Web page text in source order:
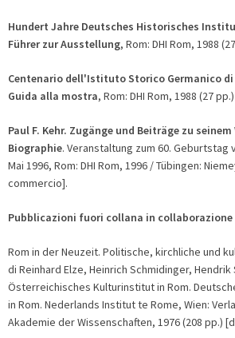
Hundert Jahre Deutsches Historisches
Führer zur Ausstellung, Rom: DHI Rom, 1988
Centenario dell'Istituto Storico Germanico di
Guida alla mostra, Rom: DHI Rom, 1988 (27
Paul F. Kehr. Zugänge und Beiträge zu
Biographie. Veranstaltung zum 60. Geburtstag
Mai 1996, Rom: DHI Rom, 1996 / Tübingen:
commercio].
Pubblicazioni fuori collana in
Rom in der Neuzeit. Politische, kirchliche und
di Reinhard Elze, Heinrich Schmidinger,
Österreichisches Kulturinstitut in Rom.
in Rom. Nederlands Institut te Rome, Wien:
Akademie der Wissenschaften, 1976 (208 pp.)